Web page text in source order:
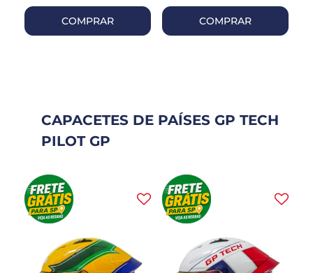
COMPRAR COMPRAR
CAPACETES DE PAÍSES GP TECH
PILOT GP